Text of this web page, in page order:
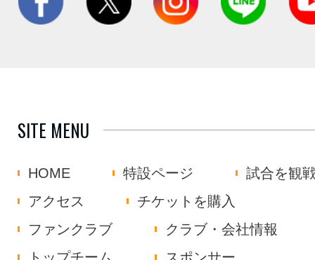
SITE MENU
HOME 特設ページ
試合を観
アクセス
チケットを購入
ファンクラブ
クラブ・会社情報